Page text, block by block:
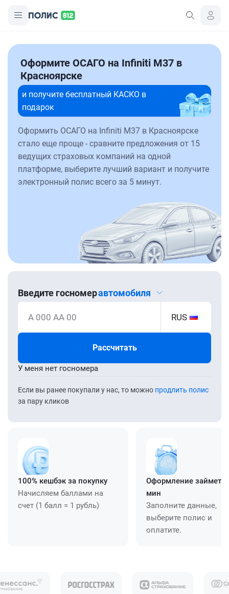
Оформите ОСАГО на Infiniti M37 в
Красноярске
и получите бесплатный КАСКО в
подарок
Оформить ОСАГО на Infiniti M37 в Красноярске
стало еще проще - сравните предложения от 15
ведущих страховых компаний на одной
платформе, выберите лучший вариант и получите
электронный полис всего за 5 минут.
Введите госномеравтомобиля
А 000 АА 00 RUS
Рассчитать
Если вы ранее покупали у нас, то можно продлить полис
за пару кликов
У меня нет госномера
100% кешбэк за покупку
Начисляем баллами на
счет (1 балл = 1 рубль)
Оформление займет
мин
Заполните данные,
выберите полис и
оплатите.